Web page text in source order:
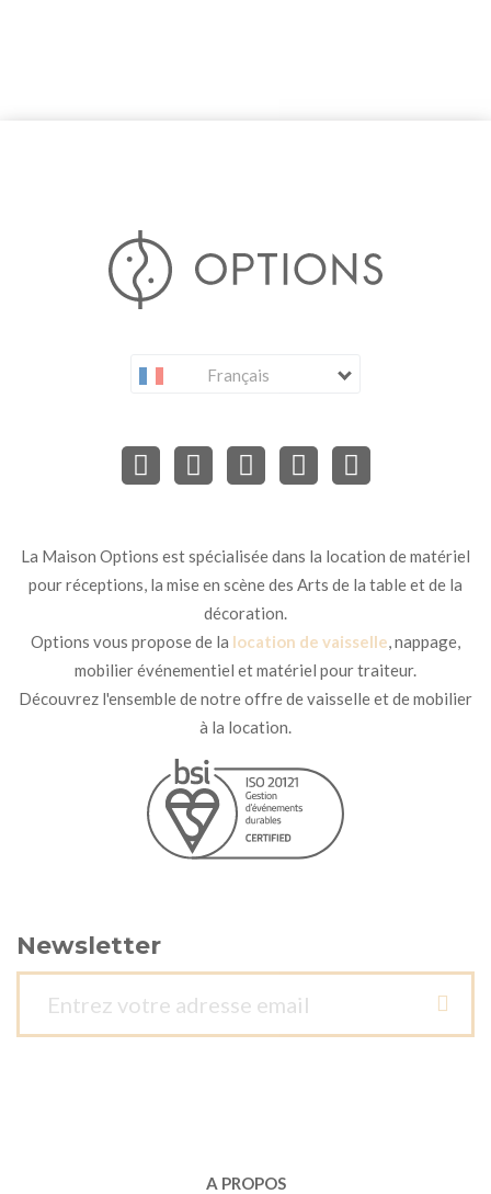
Français
La Maison Options est spécialisée dans la location de matériel
pour réceptions, la mise en scène des Arts de la table et de la
décoration.
Options vous propose de la location de vaisselle, nappage,
mobilier événementiel et matériel pour traiteur.
Découvrez l'ensemble de notre offre de vaisselle et de mobilier
à la location.
Newsletter
A PROPOS